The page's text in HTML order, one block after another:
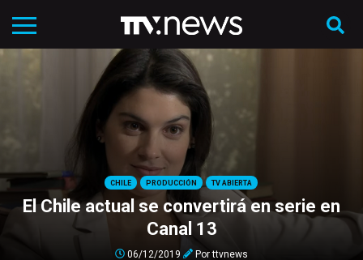
CHILE PRODUCCIÓN TV ABIERTA
El Chile actual se convertirá en serie en
Canal 13
06/12/2019 Porttvnews